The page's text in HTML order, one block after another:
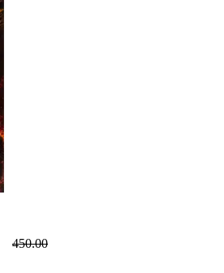
450.00